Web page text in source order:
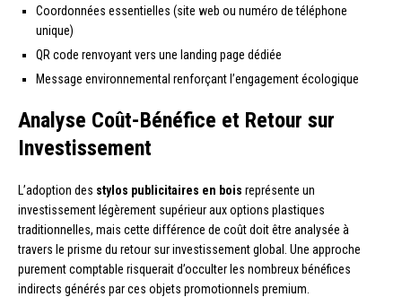
Coordonnées essentielles (site web ou numéro de téléphone
unique)
QR code renvoyant vers une landing page dédiée
Message environnemental renforçant l’engagement écologique
Analyse Coût-Bénéfice et Retour sur
Investissement
L’adoption des stylos publicitaires en bois représente un
investissement légèrement supérieur aux options plastiques
traditionnelles, mais cette différence de coût doit être analysée à
travers le prisme du retour sur investissement global. Une approche
purement comptable risquerait d’occulter les nombreux bénéfices
indirects générés par ces objets promotionnels premium.